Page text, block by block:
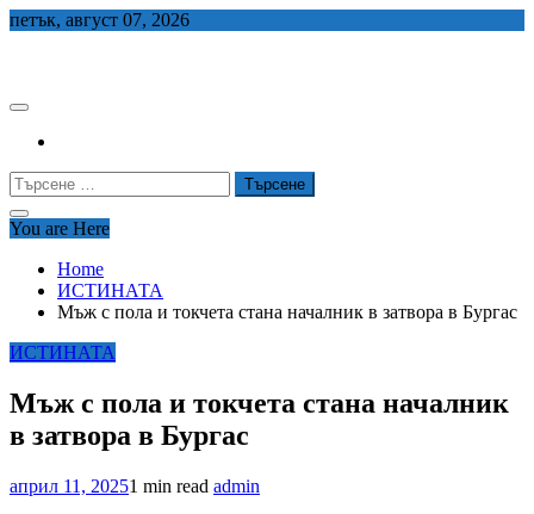
Skip
петък, август 07, 2026
Търсене
за:
You are Here
Home
ИСТИНАТА
Мъж с пола и токчета стана началник в затвора в Бургас
ИСТИНАТА
Мъж с пола и токчета стана началник
в затвора в Бургас
април 11, 20251 min read admin